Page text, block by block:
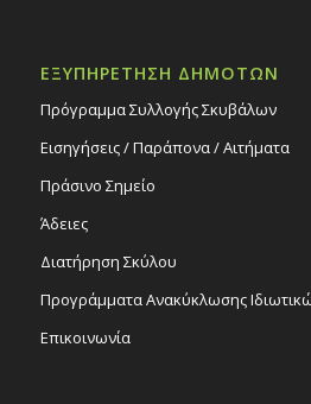
ΕΞΥΠΗΡΕΤΗΣΗ ΔΗΜΟΤΩΝ
Πρόγραμμα Συλλογής Σκυβάλων
Εισηγήσεις / Παράπονα / Αιτήματα
Πράσινο Σημείο
Άδειες
Διατήρηση Σκύλου
Προγράμματα Ανακύκλωσης
Επικοινωνία